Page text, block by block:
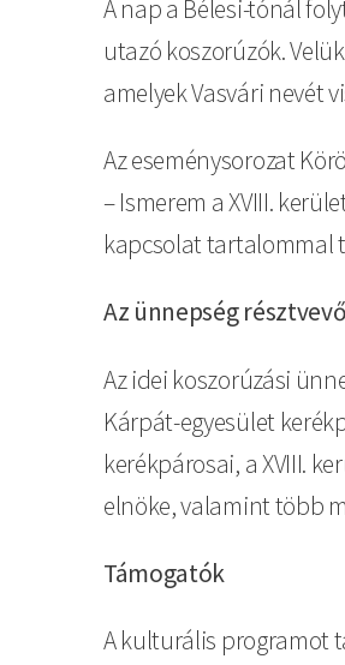
A nap a Bélesi-tónál
utazó koszorúzók.
amelyek Vasvári nevét
Az eseménysorozat
– Ismerem a XVIII.
kapcsolat tartalommal
Az ünnepség
Az idei koszorúzási
Kárpát-egyesület
kerékpárosai, a XVIII.
elnöke, valamint több
Támogatók
A kulturális programot